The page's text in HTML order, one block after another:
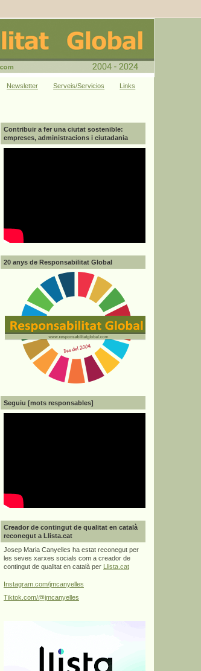
Newsletter Serveis/Servicios Links
Contribuir a fer una ciutat sostenible:
empreses, administracions i ciutadania
20 anys de Responsabilitat Global
Seguiu [mots responsables]
Creador de contingut de qualitat en català
reconegut a Llista.cat
Josep Maria Canyelles ha estat reconegut per
les seves xarxes socials com a creador de
contingut de qualitat en català per
Llista.cat
Instagram.com/jmcanyelles
Tiktok.com/@jmcanyelles